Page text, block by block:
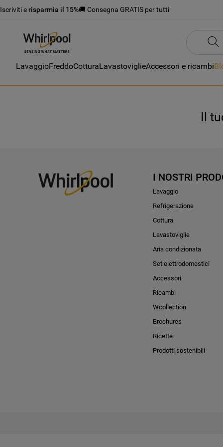
Iscriviti e risparmia il 15%🚚 Consegna GRATIS per tutti
LavaggioFreddoCotturaLavastoviglieAccessori e ricambi
Il
I NOSTRI
Lavaggio
Refrigerazione
Cottura
Lavastoviglie
Aria condizionata
Set elettrodomestici
Accessori
Ricambi
Wcollection
Brochures
Ricette
Prodotti sostenibili